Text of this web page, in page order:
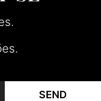
SEND